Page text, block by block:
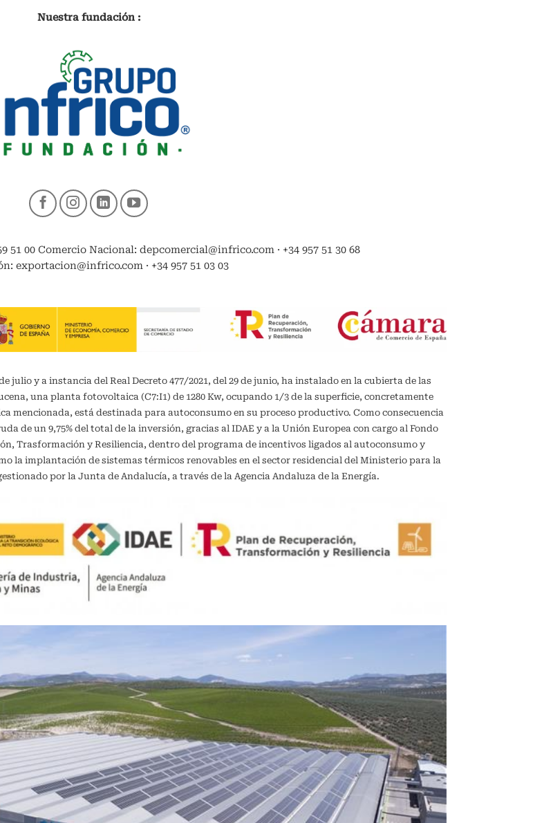
Nuestra fundación :
51 00 Comercio Nacional: depcomercial@infrico.com · +34 957 51 30 68
exportacion@infrico.com · +34 957 51 03 03
julio y a instancia del Real Decreto 477/2021, del 29 de junio, ha instalado en la cubierta de las
una planta fotovoltaica (C7:I1) de 1280 Kw, ocupando 1/3 de la superficie, concretamente
mencionada, está destinada para autoconsumo en su proceso productivo. Como consecuencia
de un 9,75% del total de la inversión, gracias al IDAE y a la Unión Europea con cargo al Fondo
Trasformación y Resiliencia, dentro del programa de incentivos ligados al autoconsumo y
la implantación de sistemas térmicos renovables en el sector residencial del Ministerio para la
por la Junta de Andalucía, a través de la Agencia Andaluza de la Energía.